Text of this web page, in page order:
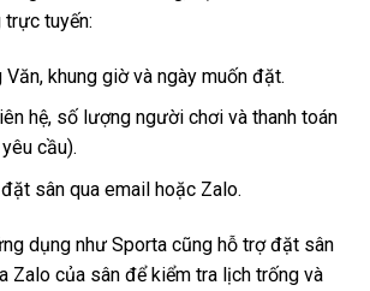
trực tuyến:
Văn, khung giờ và ngày muốn đặt.
hệ, số lượng người chơi và thanh toán
cầu).
sân qua email hoặc Zalo.
dụng như Sporta cũng hỗ trợ đặt sân
Zalo của sân để kiểm tra lịch trống và